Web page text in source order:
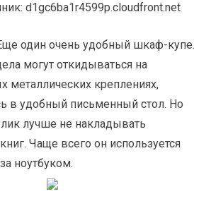
d1gc6ba1r4599p.cloudfront.net
один очень удобный шкаф-купе.
могут откидываться на
металлических креплениях,
в удобный письменный стол. Но
лучше не накладывать
Чаще всего он используется
ноутбуком.